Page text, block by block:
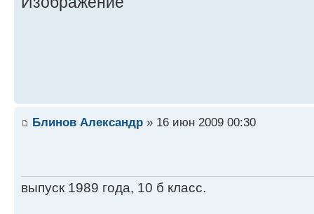
Блинов Александр » 16 июн 2009 00:30
выпуск 1989 года, 10 б класс.